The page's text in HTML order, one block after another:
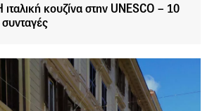
κουζίνα στην UNESCO – 10